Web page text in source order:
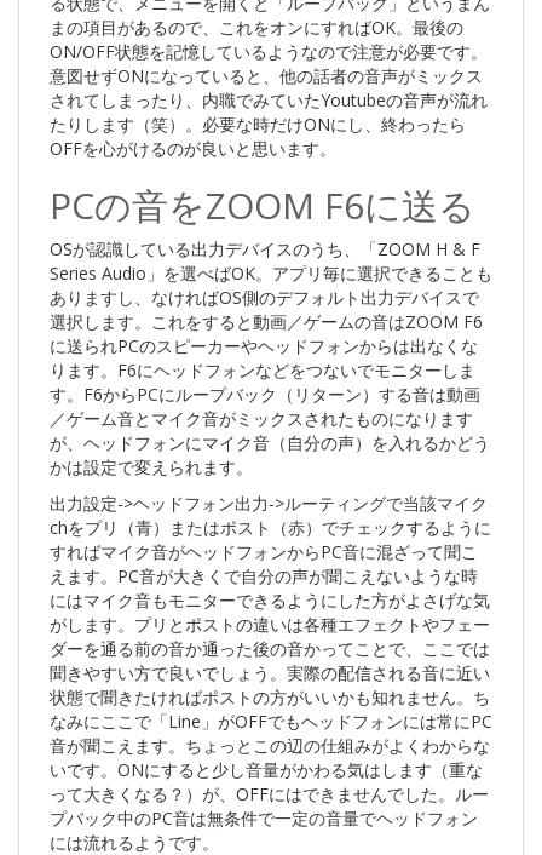
まの項目があるので、これをオンにすればOK。最後の
ON/OFF状態を記憶しているようなので注意が必要です。
意図せずONになっていると、他の話者の音声がミックス
されてしまったり、内職でみていたYoutubeの音声が流れ
たりします（笑）。必要な時だけONにし、終わったら
OFFを心がけるのが良いと思います。
PCの音をZOOM F6に送る
OSが認識している出力デバイスのうち、「ZOOM H & F
Series Audio」を選べばOK。アプリ毎に選択できることも
ありますし、なければOS側のデフォルト出力デバイスで
選択します。これをすると動画／ゲームの音はZOOM F6
に送られPCのスピーカーやヘッドフォンからは出なくな
ります。F6にヘッドフォンなどをつないでモニターしま
す。F6からPCにループバック（リターン）する音は動画
／ゲーム音とマイク音がミックスされたものになります
が、ヘッドフォンにマイク音（自分の声）を入れるかどう
かは設定で変えられます。
出力設定->ヘッドフォン出力->ルーティングで当該マイク
chをプリ（青）またはポスト（赤）でチェックするように
すればマイク音がヘッドフォンからPC音に混ざって聞こ
えます。PC音が大きくで自分の声が聞こえないような時
にはマイク音もモニターできるようにした方がよさげな気
がします。プリとポストの違いは各種エフェクトやフェー
ダーを通る前の音か通った後の音かってことで、ここでは
聞きやすい方で良いでしょう。実際の配信される音に近い
状態で聞きたければポストの方がいいかも知れません。ち
なみにここで「Line」がOFFでもヘッドフォンには常にPC
音が聞こえます。ちょっとこの辺の仕組みがよくわからな
いです。ONにすると少し音量がかわる気はします（重な
って大きくなる？）が、OFFにはできませんでした。 ルー
プバック中のPC音は無条件で一定の音量でヘッドフォン
には流れるようです。